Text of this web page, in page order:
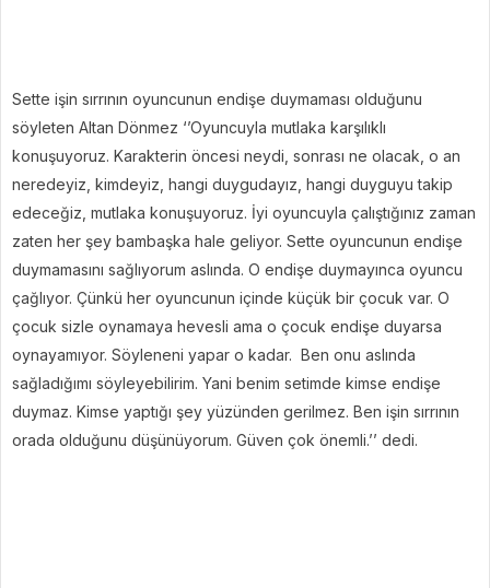
Sette işin sırrının oyuncunun endişe duymaması olduğunu
söyleten Altan Dönmez ‘’Oyuncuyla mutlaka karşılıklı
konuşuyoruz. Karakterin öncesi neydi, sonrası ne olacak, o an
neredeyiz, kimdeyiz, hangi duygudayız, hangi duyguyu takip
edeceğiz, mutlaka konuşuyoruz. İyi oyuncuyla çalıştığınız zaman
zaten her şey bambaşka hale geliyor. Sette oyuncunun endişe
duymamasını sağlıyorum aslında. O endişe duymayınca oyuncu
çağlıyor. Çünkü her oyuncunun içinde küçük bir çocuk var. O
çocuk sizle oynamaya hevesli ama o çocuk endişe duyarsa
oynayamıyor. Söyleneni yapar o kadar. Ben onu aslında
sağladığımı söyleyebilirim. Yani benim setimde kimse endişe
duymaz. Kimse yaptığı şey yüzünden gerilmez. Ben işin sırrının
orada olduğunu düşünüyorum. Güven çok önemli.’’ dedi.